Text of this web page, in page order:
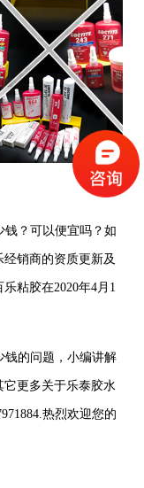
钱？可以便宜吗？如
销商的资质更新及
粘胶在2020年4月1
钱的问题，小编讲解
它更多关于乐泰胶水
热烈欢迎您的